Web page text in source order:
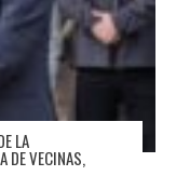
LA
DE VECINAS,